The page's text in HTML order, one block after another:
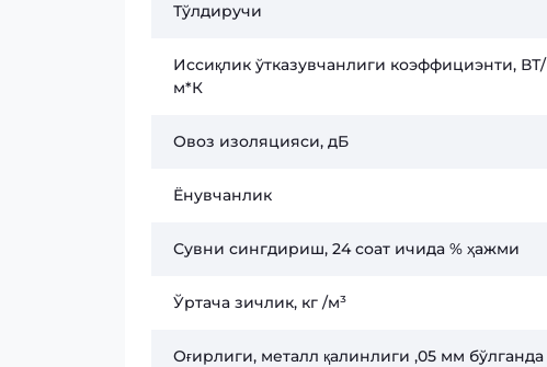
Тўлдиручи
Иссиқлик ўтказувчанлиги коэффициэнти, ВТ/
м*К
Овоз изоляцияси, дБ
Ёнувчанлик
Сувни сингдириш, 24 соат ичида % ҳажми
Ўртача зичлик, кг /м³
Оғирлиги, металл қалинлиги ,05 мм бўлганда